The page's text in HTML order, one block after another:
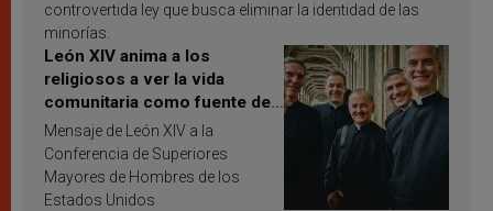
controvertida ley que busca eliminar la identidad de las
minorías.
León XIV anima a los
religiosos a ver la vida
comunitaria como fuente de
inspiración y santificación
Mensaje de León XIV a la
Conferencia de Superiores
Mayores de Hombres de los
Estados Unidos